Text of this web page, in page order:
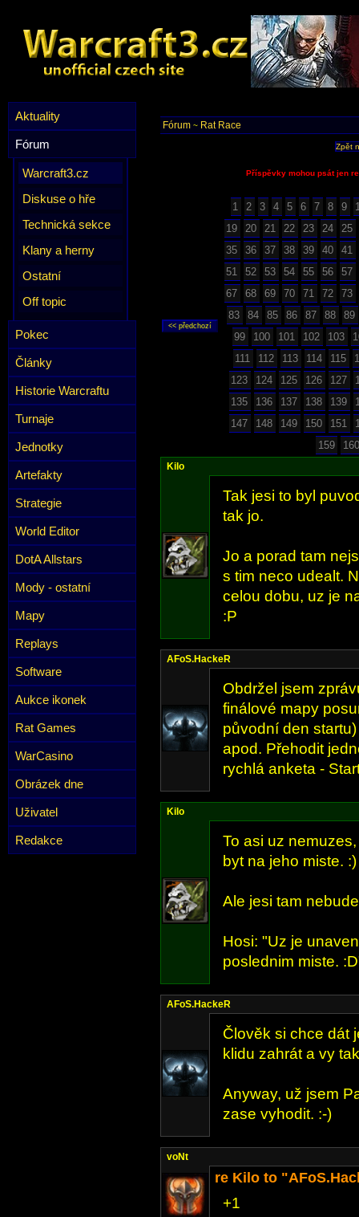
Aktuality
Fórum
Warcraft3.cz
Diskuse o hře
Technická sekce
Klany a herny
Ostatní
Off topic
Pokec
Články
Historie Warcraftu
Turnaje
Jednotky
Artefakty
Strategie
World Editor
DotA Allstars
Mody - ostatní
Mapy
Replays
Software
Aukce ikonek
Rat Games
WarCasino
Obrázek dne
Uživatel
Redakce
Fórum ~ Rat Race
Zpět
Příspěvky mohou psát jen
1 2 3 4 5 6 7 8 9
19
20 21 22 23 24
25
35
36 37 38 39 40
41
51
52 53 54 55 56
57
67
68 69 70 71 72
73
83
84 85 86 87 88
89
99
100 101 102 103
111
112 113 114 115
123
124 125 126 127
135
136 137 138 139
147
148 149 150 151
159
160
Kilo
Tak jesi to byl
tak jo.
Jo a porad tam
s tim neco udealt.
celou dobu, uz je
:P
AFoS.HackeR
Obdržel jsem
finálové mapy
původní den
apod. Přehodit
rychlá anketa -
Kilo
To asi uz
byt na jeho miste. :)
Ale jesi tam
Hosi: "Uz je
poslednim miste.
AFoS.HackeR
Člověk si chce dát
klidu zahrát a vy
Anyway, už jsem
zase vyhodit. :-)
voNt
re Kilo to
+1